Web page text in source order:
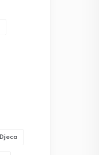
Djeca